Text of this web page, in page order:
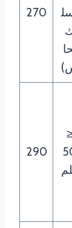
270
≤
290